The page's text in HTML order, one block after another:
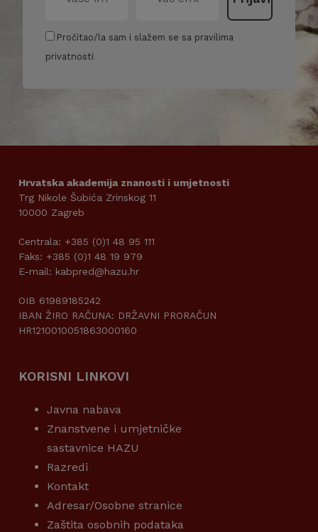
Pročitao/la sam i slažem se sa pravilima
privatnosti
Hrvatska akademija znanosti i umjetnosti
Trg Nikole Šubića Zrinskog 11
10000 Zagreb
Centrala: +385 (0)1 48 95 111
Faks: +385 (0)1 48 19 979
E-mail: kabpred@hazu.hr
OIB 61989185242
IBAN ŽIRO RAČUNA: DRŽAVNI PRORAČUN
HR1210010051863000160
KORISNI LINKOVI
Javna nabava
Znanstvene i umjetničke
sastavnice HAZU
Razredi
Kontakt
Adresar/Osobne stranice
Zaštita osobnih podataka